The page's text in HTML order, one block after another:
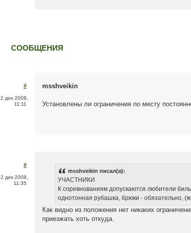
СООБЩЕНИЯ
#
2 дек 2008,
11:11
msshveikin
Установлены ли ограничения по месту
#
2 дек 2008,
11:35
msshveikin писал(а):
УЧАСТНИКИ
К соревнованиям допускаются любители
однотонная рубашка, брюки - обязательно,
Как видно из положения нет никаких
приезжать хоть откуда.